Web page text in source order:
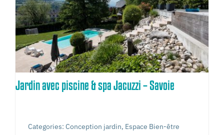
Jardin avec piscine & spa Jacuzzi – Savoie
Categories: Conception jardin, Espace Bien-être